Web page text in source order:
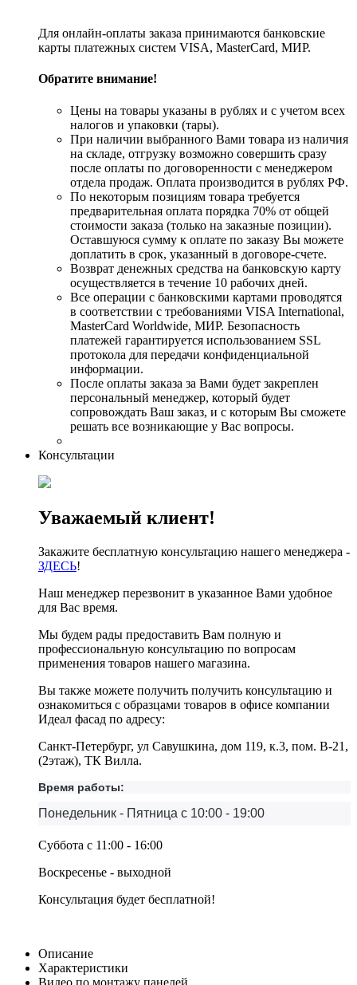
Для онлайн-оплаты заказа принимаются банковские
карты платежных систем VISA, MasterСard, МИР.
Обратите внимание!
Цены на товары указаны в рублях и с учетом всех
налогов и упаковки (тары).
При наличии выбранного Вами товара из наличия
на складе, отгрузку возможно совершить сразу
после оплаты по договоренности с менеджером
отдела продаж. Оплата производится в рублях РФ.
По некоторым позициям товара требуется
предварительная оплата порядка 70% от общей
стоимости заказа (только на заказные позиции).
Оставшуюся сумму к оплате по заказу Вы можете
доплатить в срок, указанный в договоре-счете.
Возврат денежных средства на банковскую карту
осуществляется в течение 10 рабочих дней.
Все операции с банковскими картами проводятся
в соответствии с требованиями VISA International,
MasterCard Worldwide, МИР. Безопасность
платежей гарантируется использованием SSL
протокола для передачи конфиденциальной
информации.
После оплаты заказа за Вами будет закреплен
персональный менеджер, который будет
сопровождать Ваш заказ, и с которым Вы сможете
решать все возникающие у Вас вопросы.
Консультации
Уважаемый клиент!
Закажите бесплатную консультацию нашего менеджера -
ЗДЕСЬ!
Наш менеджер перезвонит в указанное Вами удобное
для Вас время.
Мы будем рады предоставить Вам полную и
профессиональную консультацию по вопросам
применения товаров нашего магазина.
Вы также можете получить получить консультацию и
ознакомиться с образцами товаров в офисе компании
Идеал фасад по адресу:
Санкт-Петербург, ул Савушкина, дом 119, к.3, пом. В-21,
(2этаж), ТК Вилла.
Время работы:
Понедельник - Пятница с 10:00 - 19:00
Суббота с 11:00 - 16:00
Воскресенье - выходной
Консультация будет бесплатной!
Описание
Характеристики